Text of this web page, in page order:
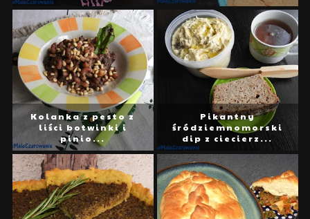
Kolanka z pesto z
liści botwinki i
pinio...
Pikantny
śródziemnomorski
dip z ciecierz...